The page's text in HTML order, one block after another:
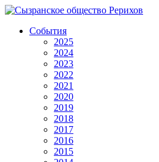
События
2025
2024
2023
2022
2021
2020
2019
2018
2017
2016
2015